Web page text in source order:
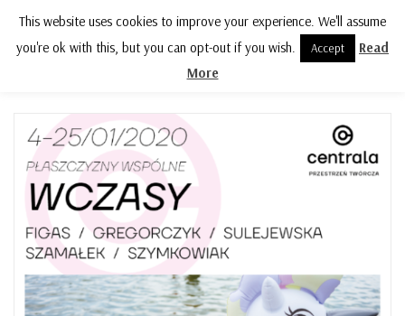
MENU
This website uses cookies to improve your experience. We'll assume
you're ok with this, but you can opt-out if you wish.
Accept
Read
More